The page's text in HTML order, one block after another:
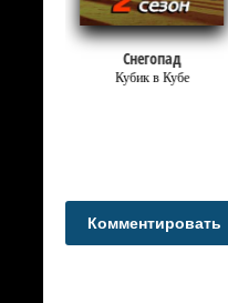
Снегопад
Кубик в Кубе
Комментировать